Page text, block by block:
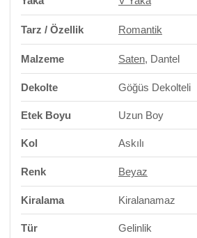
Tarz / Özellik Romantik
Malzeme Saten, Dantel
Dekolte Göğüs Dekolteli
Etek Boyu Uzun Boy
Kol Askılı
Renk Beyaz
Kiralama Kiralanamaz
Tür Gelinlik